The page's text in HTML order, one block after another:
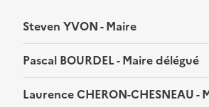
Steven YVON - Maire
Pascal BOURDEL - Maire délégué
Laurence CHERON-CHESNEAU -